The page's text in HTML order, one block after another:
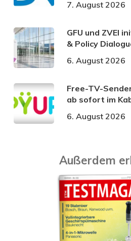
7. August 2026
GFU und ZVEI
& Policy
6. August 2026
Free-TV-
ab sofort im
6. August 2026
Außerdem